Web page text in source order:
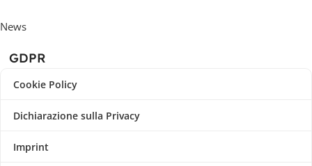
News
GDPR
Cookie Policy
Dichiarazione sulla Privacy
Imprint